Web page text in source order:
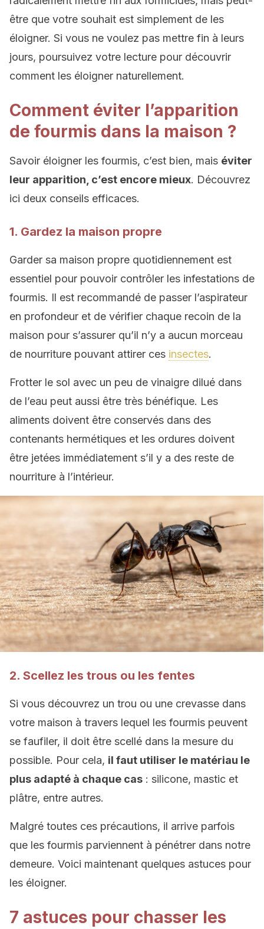
être que votre souhait est simplement de les
éloigner. Si vous ne voulez pas mettre fin à leurs
jours, poursuivez votre lecture pour découvrir
comment les éloigner naturellement.
Comment éviter l’apparition
de fourmis dans la maison ?
Savoir éloigner les fourmis, c’est bien, mais éviter
leur apparition, c’est encore mieux. Découvrez
ici deux conseils efficaces.
1. Gardez la maison propre
Garder sa maison propre quotidiennement est
essentiel pour pouvoir contrôler les infestations de
fourmis. Il est recommandé de passer l’aspirateur
en profondeur et de vérifier chaque recoin de la
maison pour s’assurer qu’il n’y a aucun morceau
de nourriture pouvant attirer ces insectes.
Frotter le sol avec un peu de vinaigre dilué dans
de l’eau peut aussi être très bénéfique. Les
aliments doivent être conservés dans des
contenants hermétiques et les ordures doivent
être jetées immédiatement s’il y a des reste de
nourriture à l’intérieur.
2. Scellez les trous ou les fentes
Si vous découvrez un trou ou une crevasse dans
votre maison à travers lequel les fourmis peuvent
se faufiler, il doit être scellé dans la mesure du
possible. Pour cela, il faut utiliser le matériau le
plus adapté à chaque cas : silicone, mastic et
plâtre, entre autres.
Malgré toutes ces précautions, il arrive parfois
que les fourmis parviennent à pénétrer dans notre
demeure. Voici maintenant quelques astuces pour
les éloigner.
7 astuces pour chasser les